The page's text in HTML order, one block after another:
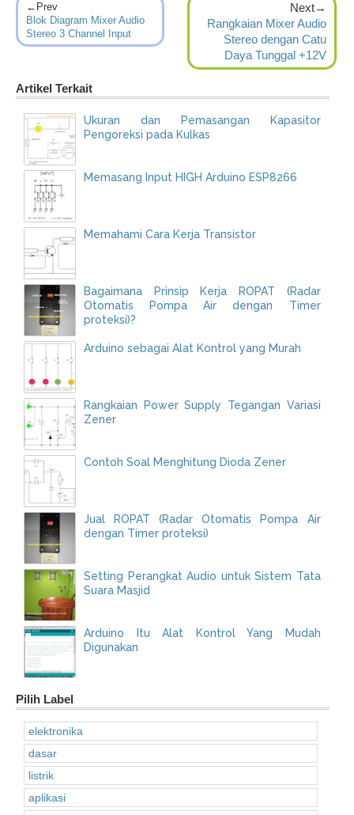
Next→
Rangkaian Mixer Audio
Stereo dengan Catu
Daya Tunggal +12V
←Prev
Blok Diagram Mixer Audio
Stereo 3 Channel Input
Artikel Terkait
Ukuran dan Pemasangan Kapasitor
Pengoreksi pada Kulkas
Memasang Input HIGH Arduino ESP8266
Memahami Cara Kerja Transistor
Bagaimana Prinsip Kerja ROPAT (Radar
Otomatis Pompa Air dengan Timer
proteksi)?
Arduino sebagai Alat Kontrol yang Murah
Rangkaian Power Supply Tegangan Variasi
Zener
Contoh Soal Menghitung Dioda Zener
Jual ROPAT (Radar Otomatis Pompa Air
dengan Timer proteksi)
Setting Perangkat Audio untuk Sistem Tata
Suara Masjid
Arduino Itu Alat Kontrol Yang Mudah
Digunakan
Pilih Label
elektronika
dasar
listrik
aplikasi